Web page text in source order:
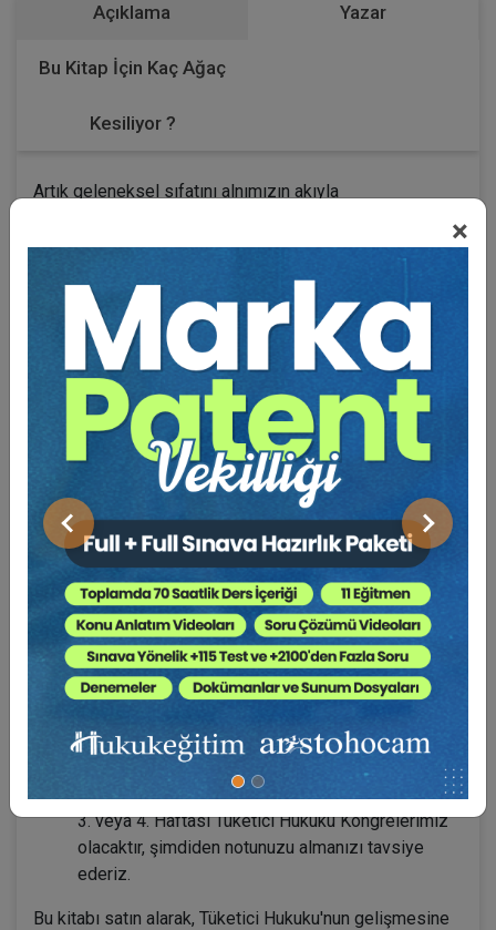
×
Önceki Sonraki
Açıklama Yazar
Bu Kitap İçin Kaç Ağaç
Kesiliyor ?
Artık geleneksel sıfatını alnımızın akıyla
kongrelerininaltıncısındasunulan tebliğ metinleri ve
olduğu gibi konular
“sektörel bazda”
ele alınmıştır. İlk
defa Enstitü tarafından yapılan bu sektörel tasnif
herkesçe sevilmiş ve ilgi görmüştür. Bu bakımdan bu
yöntem diğer bütün projelerimize de sirayet etmiş
durumdadır.
Kongre'de tüketici hukukunun teorisi ve pratiği eşit
ağırlıkta işlenmeye çalışılmıştır.
Kongre alanında ve sonunda yaptığımız anketlerde,
gelenlerin mutlu ve katılmaktan memnun olduğunu
görmemiz, doğru yolda yürüdüğümüze işaret
ederek“tüketici hukukunu geliştirmek”adına daha
hızlı ve aktif çalışmamız hususunda bizleri
kamçılamaktadır.
Hepsi birbirinden değerli tebliğcilerimizin sundukları bu
Tüketici Hukuku Kongremizde de sizleri aramızda
görmek isteriz. Unutmayın, her sene Kasım ayının
3. veya 4. Haftası Tüketici Hukuku Kongrelerimiz
olacaktır, şimdiden notunuzu almanızı tavsiye
ederiz.
Bu kitabı satın alarak, Tüketici Hukuku'nun gelişmesine